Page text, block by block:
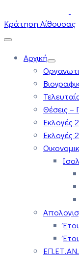
Κράτηση Αίθουσας
Αρχική
Θέσεις –
Εκλογές
Εκλογές